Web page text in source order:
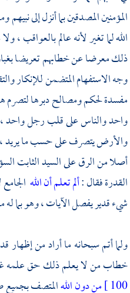
المؤمنين المصدقين بما أنزل إلى
الله لما تغير لأنه عالم بالعواقب
ذلك معرضا عن خطابهم تعريضا
وجه الاستفهام المتضمن للإنكار
مفسدة لحكم ومصالح دبرها لتصرم
واحد والناس على قلب رجل واحد
والأرض يتصرف على حسب ما يريد ،
أصلا من الرق على السيد الثابت
القدرة فقال :ألم تعلم أن الله
شيء قدير يفصل الآيات ، وهو بما
ولما أتم سبحانه ما أراد من
خطاب من لا يعلم ذلك حق علمه
100 ] من دون اللهالمتصف